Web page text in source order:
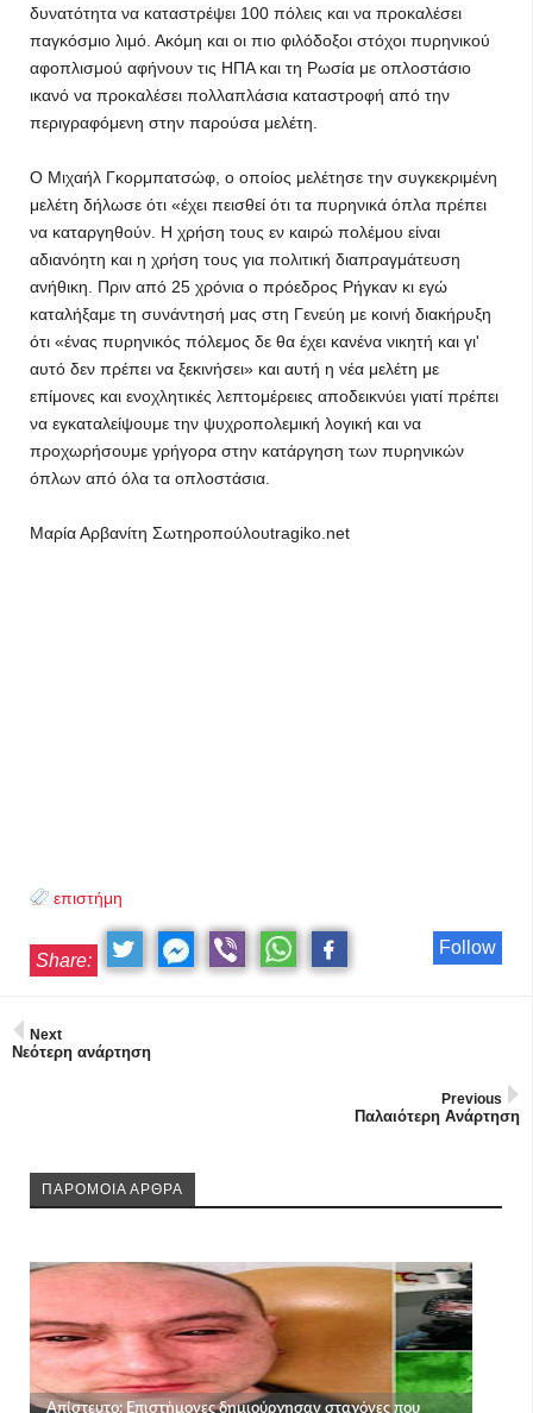
δυνατότητα να καταστρέψει 100 πόλεις και να προκαλέσει
παγκόσμιο λιμό. Ακόμη και οι πιο φιλόδοξοι στόχοι πυρηνικού
αφοπλισμού αφήνουν τις ΗΠΑ και τη Ρωσία με οπλοστάσιο
ικανό να προκαλέσει πολλαπλάσια καταστροφή από την
περιγραφόμενη στην παρούσα μελέτη.
Ο Μιχαήλ Γκορμπατσώφ, ο οποίος μελέτησε την συγκεκριμένη
μελέτη δήλωσε ότι «έχει πεισθεί ότι τα πυρηνικά όπλα πρέπει
να καταργηθούν. Η χρήση τους εν καιρώ πολέμου είναι
αδιανόητη και η χρήση τους για πολιτική διαπραγμάτευση
ανήθικη. Πριν από 25 χρόνια ο πρόεδρος Ρήγκαν κι εγώ
καταλήξαμε τη συνάντησή μας στη Γενεύη με κοινή διακήρυξη
ότι «ένας πυρηνικός πόλεμος δε θα έχει κανένα νικητή και γι'
αυτό δεν πρέπει να ξεκινήσει» και αυτή η νέα μελέτη με
επίμονες και ενοχλητικές λεπτομέρειες αποδεικνύει γιατί πρέπει
να εγκαταλείψουμε την ψυχροπολεμική λογική και να
προχωρήσουμε γρήγορα στην κατάργηση των πυρηνικών
όπλων από όλα τα οπλοστάσια.
Μαρία Αρβανίτη Σωτηροπούλουtragiko.net
επιστήμη
Follow
Share:
Next
Νεότερη ανάρτηση
Previous
Παλαιότερη Ανάρτηση
ΠΑΡΟΜΟΙΑ ΑΡΘΡΑ